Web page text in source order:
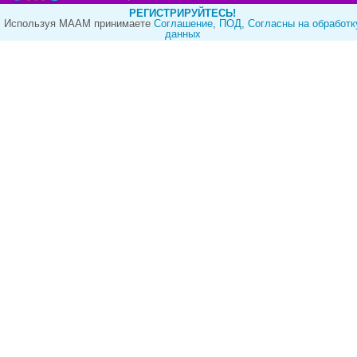
РЕГИСТРИРУЙТЕСЬ!
Используя МААМ принимаете Cоглашение, ПОД, Согласны на
данных